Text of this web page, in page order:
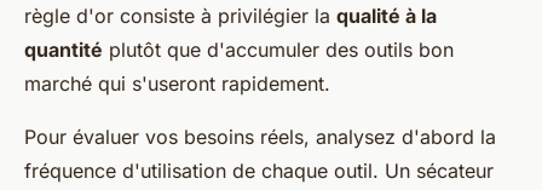
règle d'or consiste à privilégier la qualité à la
quantité plutôt que d'accumuler des outils bon
marché qui s'useront rapidement.
Pour évaluer vos besoins réels, analysez d'abord la
fréquence d'utilisation de chaque outil. Un sécateur